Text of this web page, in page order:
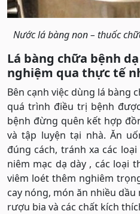
Nước lá bàng non – thuốc
Lá bàng chữa bệnh
nghiệm qua thực tế
Bên cạnh việc dùng lá bàng
quá trình điều trị bệnh
bệnh đừng quên kết hợp
và tập luyện tại nhà. Ăn
đúng cách, tránh xa các
niêm mạc dạ dày , các loại
viêm loét thêm nghiêm
cay nóng, món ăn nhiều
rượu bia và các chất kích